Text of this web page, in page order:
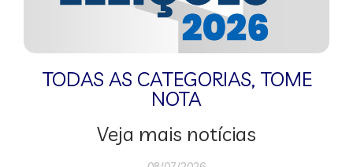
TODAS AS CATEGORIAS, TOME
NOTA
Veja mais notícias